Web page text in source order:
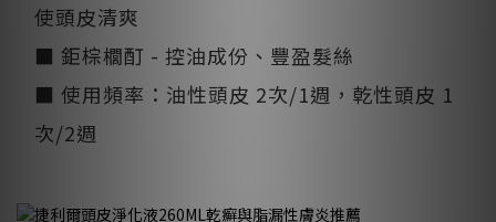
使頭皮清爽
■ 鉅棕櫚酊 - 控油成份、豐盈髮絲
​■ 使用頻率：油性頭皮 2次/1週，乾性頭皮 1
次/2週